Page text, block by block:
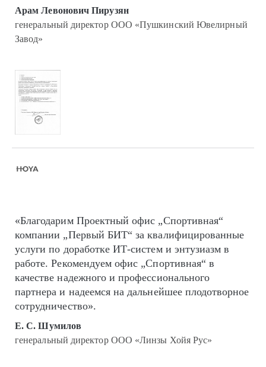
Арам Левонович Пирузян
генеральный директор ООО «Пушкинский Ювелирный
Завод»
«Благодарим Проектный офис „Спортивная“
компании „Первый БИТ“ за квалифицированные
услуги по доработке ИТ-систем и энтузиазм в
работе. Рекомендуем офис „Спортивная“ в
качестве надежного и профессионального
партнера и надеемся на дальнейшее плодотворное
сотрудничество».
Е. С. Шумилов
генеральный директор ООО «Линзы Хойя Рус»